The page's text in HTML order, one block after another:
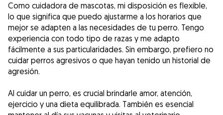
Como cuidadora de mascotas, mi disposición es flexible,
lo que significa que puedo ajustarme a los horarios que
mejor se adapten a las necesidades de tu perro. Tengo
experiencia con todo tipo de razas y me adapto
fácilmente a sus particularidades. Sin embargo, prefiero no
cuidar perros agresivos o que hayan tenido un historial de
agresión.
Al cuidar un perro, es crucial brindarle amor, atención,
ejercicio y una dieta equilibrada. También es esencial